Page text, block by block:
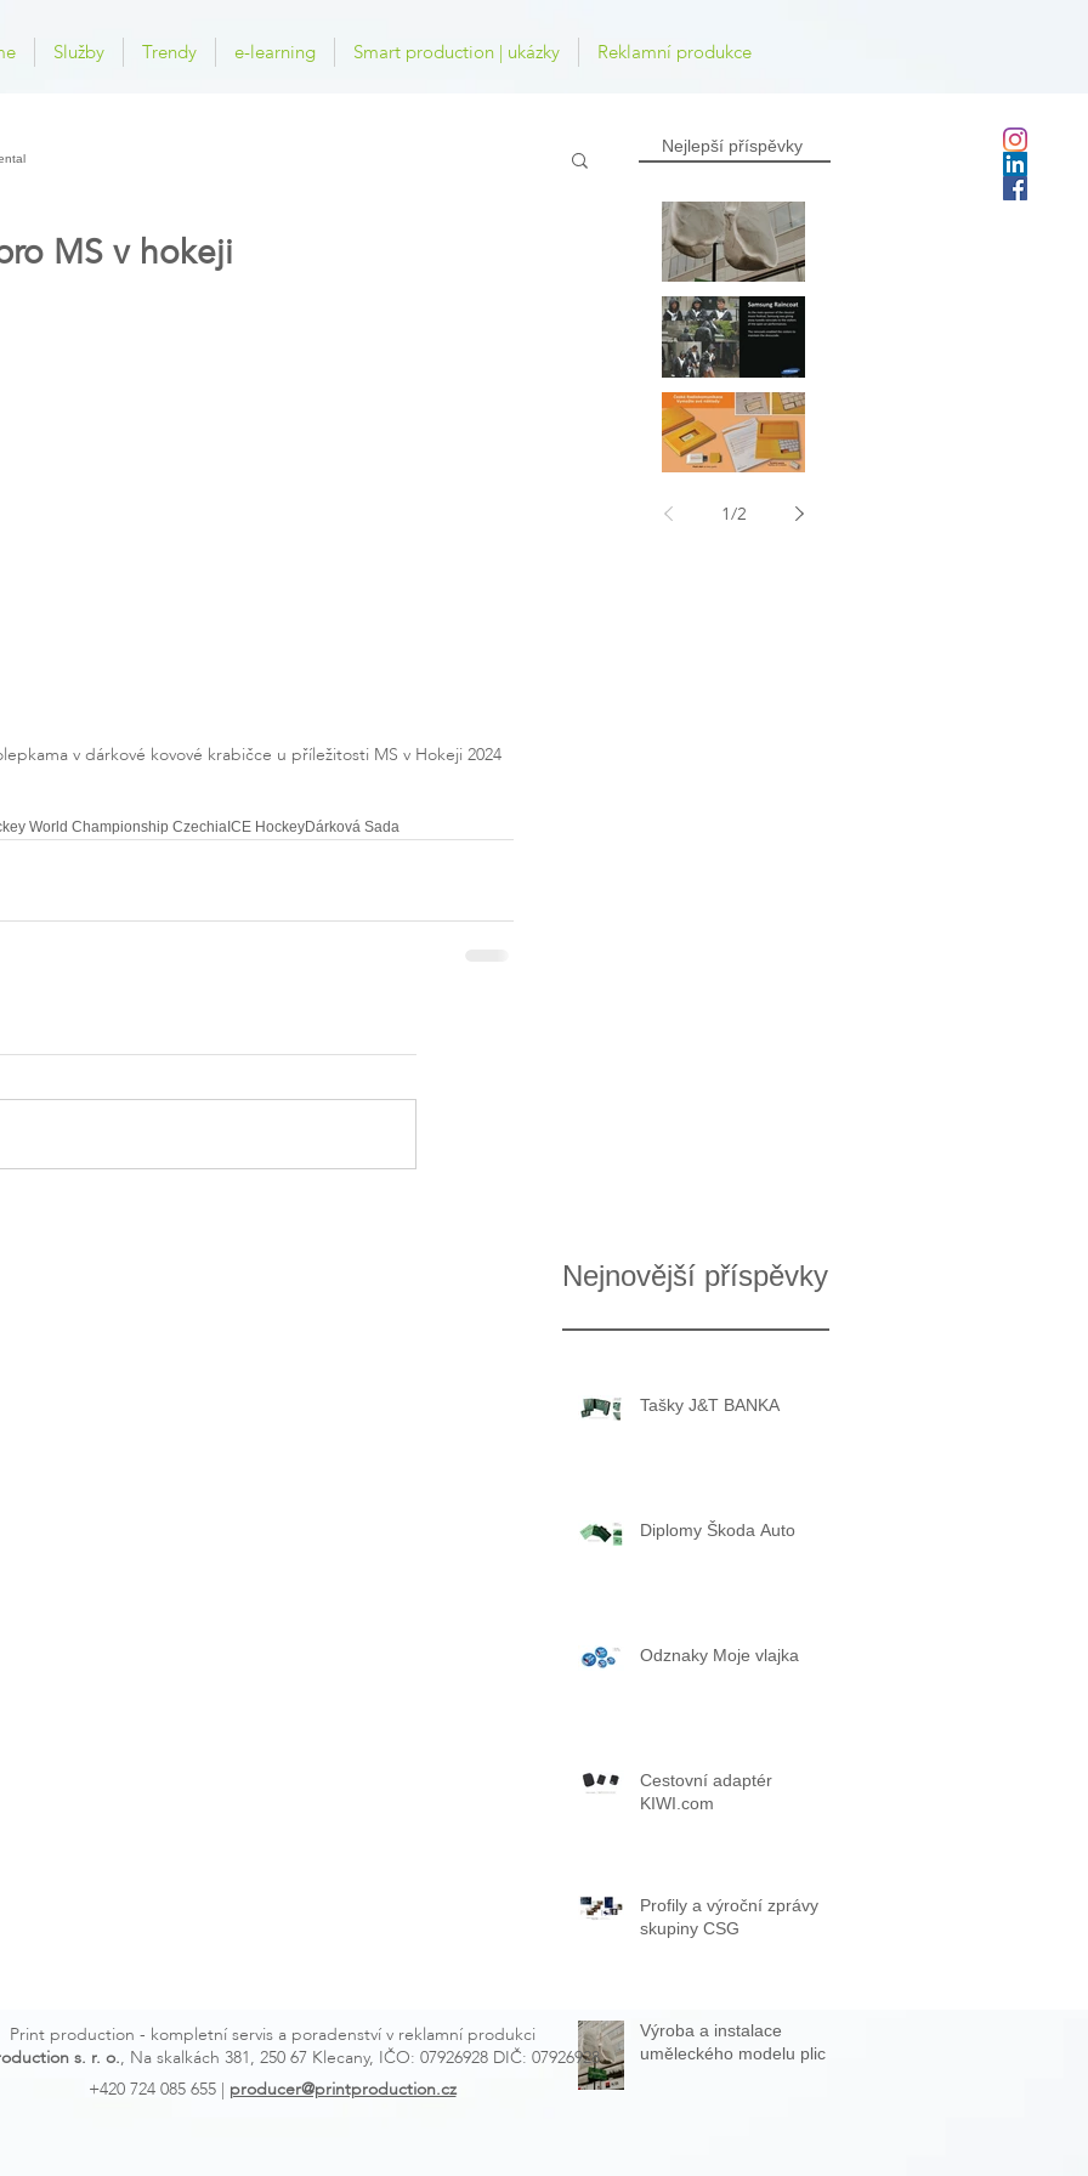
Služby Trendy e-learning Smart production | ukázky Reklamní produkce
MS v hokeji
v dárkové kovové krabičce u příležitosti MS v Hokeji 2024
World Championship CzechiaICE HockeyDárková Sada
Nejlepší příspěvky
Výroba a instalace
uměleckého modelu plic
Samsung - pláštěnka
direct mail
1/2
Nejnovější příspěvky
Tašky J&T BANKA
Diplomy Škoda Auto
Odznaky Moje vlajka
Cestovní adaptér
KIWI.com
Profily a výroční zprávy
skupiny CSG
Výroba a instalace
uměleckého modelu plic
Print production - kompletní servis a poradenství v reklamní produkci
s. r. o., Na skalkách 381, 250 67 Klecany, IČO: 07926928 DIČ: 07926928
+420 724 085 655 | producer@printproduction.cz